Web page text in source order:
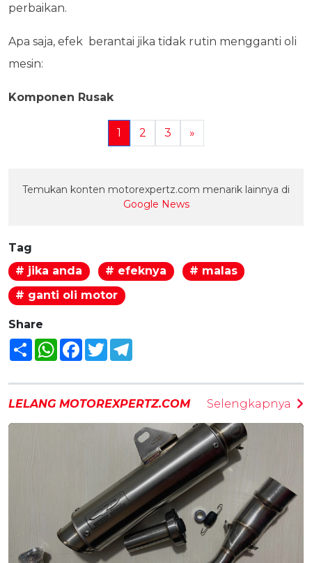
perbaikan.
Apa saja, efek berantai jika tidak rutin mengganti oli
mesin:
Komponen Rusak
1 2 3 »
Temukan konten motorexpertz.com menarik lainnya di
Google News
Tag
# jika anda
# efeknya
# malas
# ganti oli motor
Share
Share WhatsAppFacebook
Twitter
LELANG MOTOREXPERTZ.COM Selengkapnya